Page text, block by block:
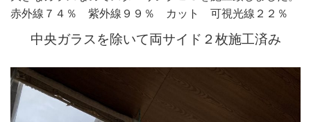
赤外線７４％ 紫外線９９％ カット 可視光線２２％
中央ガラスを除いて両サイド２枚施工済み